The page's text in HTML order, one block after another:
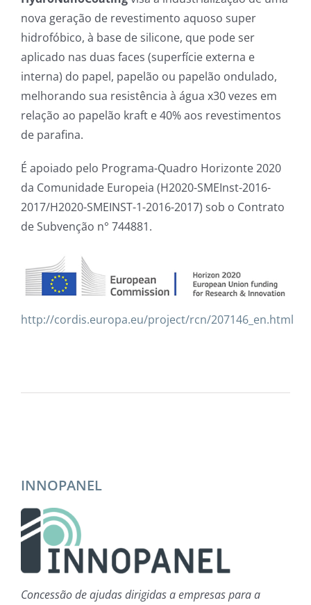
nova geração de revestimento aquoso super
hidrofóbico, à base de silicone, que pode ser
aplicado nas duas faces (superfície externa e
interna) do papel, papelão ou papelão ondulado,
melhorando sua resistência à água x30 vezes em
relação ao papelão kraft e 40% aos revestimentos
de parafina.
É apoiado pelo Programa-Quadro Horizonte 2020
da Comunidade Europeia (H2020-SMEInst-2016-
2017/H2020-SMEINST-1-2016-2017) sob o Contrato
de Subvenção n° 744881.
http://cordis.europa.eu/project/rcn/207146_en.html
INNOPANEL
Concessão de ajudas dirigidas a empresas para a